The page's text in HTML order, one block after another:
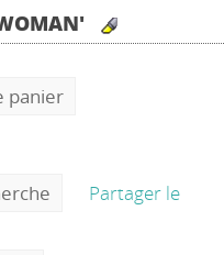
panier
Partager le